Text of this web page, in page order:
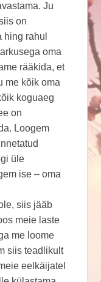
Ju
on
hing rahul
oma
rääkida, et
me kõik oma
koguaeg
on
Loogem
üle
ise – oma
siis jääb
meie laste
me loome
siis teadlikult
eelkäijatel